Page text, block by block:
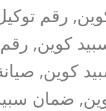
رقم
كوين,
كوين,
ضمان